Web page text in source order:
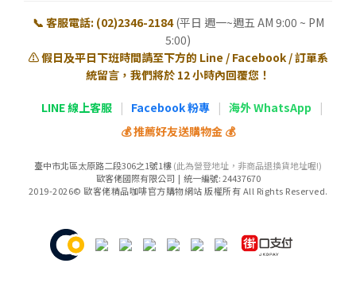
📞 客服電話: (02)2346-2184 (平日 週一~週五 AM 9:00 ~ PM
5:00)
⚠️ 假日及平日下班時間請至下方的 Line / Facebook / 訂單系
統留言，我們將於 12 小時內回覆您！
LINE 線上客服 | Facebook 粉專 | 海外 WhatsApp
|
💰 推薦好友送購物金 💰
臺中市北區太原路二段306之1號1樓(此為營登地址，非商品退換貨地址喔!)
歐客佬國際有限公司 | 統一編號: 24437670
2019-2026© 歐客佬精品咖啡官方購物網站 版權所有 All Rights Reserved.